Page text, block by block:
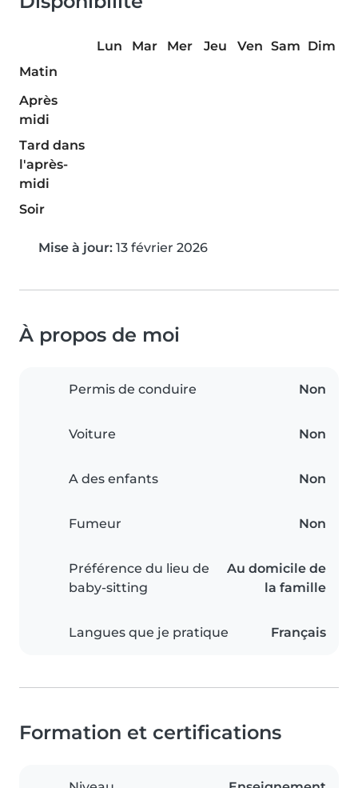
Lun Mar Mer Jeu Ven Sam Dim
Matin
Après
midi
Tard dans
l'après-
midi
Soir
Mise à jour: 13 février 2026
À propos de moi
Permis de conduire Non
Voiture Non
A des enfants Non
Fumeur Non
Préférence du lieu de
baby-sitting
Au domicile de
la famille
Langues que je pratique Français
Formation et certifications